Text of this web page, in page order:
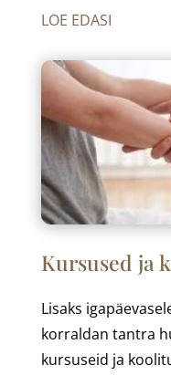
LOE EDASI
Kursused ja
Lisaks
korraldan tantra
kursuseid ja